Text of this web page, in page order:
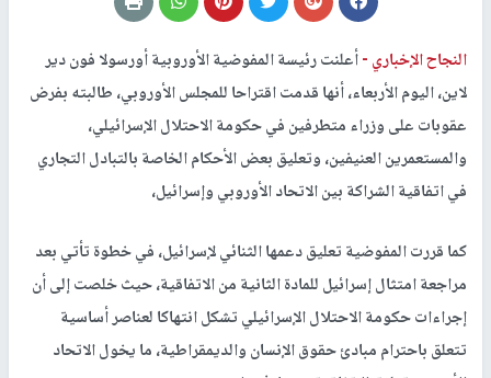
النجاح الإخباري -أعلنت رئيسة المفوضية الأوروبية أورسولا فون دير
لاين، اليوم الأربعاء، أنها قدمت اقتراحا للمجلس الأوروبي، طالبته بفرض
عقوبات على وزراء متطرفين في حكومة الاحتلال الإسرائيلي،
والمستعمرين العنيفين، وتعليق بعض الأحكام الخاصة بالتبادل التجاري
في اتفاقية الشراكة بين الاتحاد الأوروبي وإسرائيل،
كما قررت المفوضية تعليق دعمها الثنائي لإسرائيل، في خطوة تأتي بعد
مراجعة امتثال إسرائيل للمادة الثانية من الاتفاقية، حيث خلصت إلى أن
إجراءات حكومة الاحتلال الإسرائيلي تشكل انتهاكا لعناصر أساسية
تتعلق باحترام مبادئ حقوق الإنسان والديمقراطية، ما يخول الاتحاد